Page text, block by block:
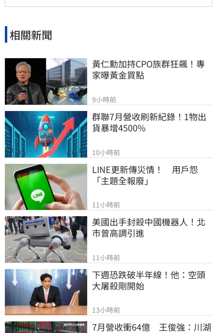
相關新聞
黃仁勳加持CPO族群狂飆！專
家曝黃金買點
9小時前
群聯7月營收刷新紀錄！1物出
貨暴增4500%
10小時前
LINE更新傳災情！　用戶怨
「主題全報廢」
11小時前
美國出手封殺中國機器人！北
市曾高調引進
11小時前
下週恐跌破半年線！他：空頭
大屠殺剛開始
13小時前
7月營收衝64億　王俊強：川湖